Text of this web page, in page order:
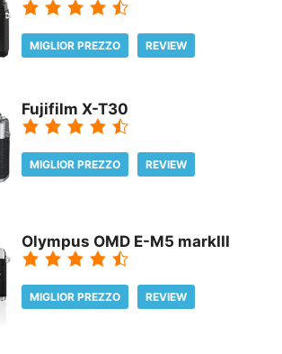
MIGLIOR PREZZO REVIEW
Fujifilm X-T30
MIGLIOR PREZZO REVIEW
Olympus OMD E-M5 markIII
MIGLIOR PREZZO REVIEW